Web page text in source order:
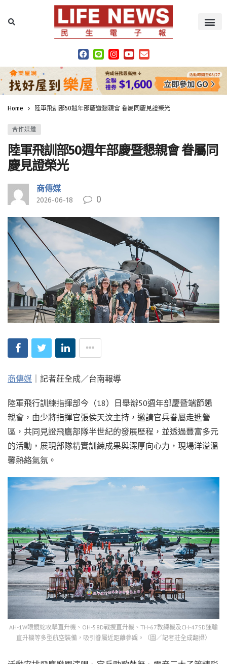
Home 陸軍飛訓部50週年部慶暨懇親會 眷屬同慶見證榮光
合作媒體
陸軍飛訓部50週年部慶暨懇親會 眷屬同
慶見證榮光
商傳媒
2026-06-18 0
商傳媒 ｜記者莊全成／台南報導
陸軍飛行訓練指揮部今（18）日舉辦50週年部慶暨端節懇
親會，由少將指揮官張侯天汶主持，邀請官兵眷屬走進營
區，共同見證飛鷹部隊半世紀的發展歷程，並透過豐富多元
的活動，展現部隊精實訓練成果與深厚向心力，現場洋溢溫
馨熱絡氣氛。
AH-1W眼鏡蛇攻擊直升機、OH-58D戰搜直升機、TH-67教練機及CH-47SD運輸
直升機等多型航空裝備，吸引眷屬近距離參觀。（圖／記者莊全成翻攝）